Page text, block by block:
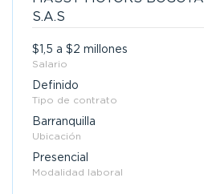
S.A.S
$1,5 a $2 millones
Salario
Definido
Tipo de contrato
Barranquilla
Ubicación
Presencial
Modalidad laboral